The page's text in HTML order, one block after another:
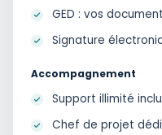
GED : vos
Signature
Accompagnement
Support illimité
Chef de projet